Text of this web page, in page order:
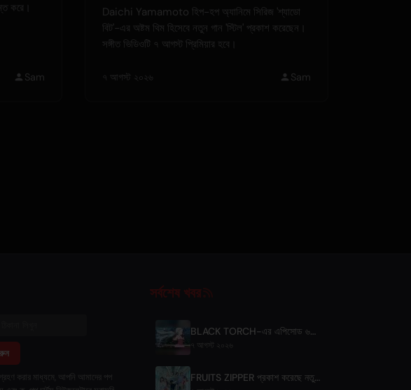
করে।
Sam
Daichi Yamamoto হিপ-হপ অ্যানিমে সিরিজ 'শ্যাডো
বিট'-এর অষ্টম থিম হিসেবে নতুন গান 'স্টিল' প্রকাশ করেছেন।
সঙ্গীত ভিডিওটি ৭ আগস্ট প্রিমিয়ার হবে।
৭ আগস্ট ২০২৬ Sam
করার মাধ্যমে, আপনি আমাদের পপ
সর্বশেষ খবর
BLACK TORCH-এর এপিসোড ৬-এর প্রিভিউ এবং স্ট্রিমিংয়ের বিবরণ
FRUITS ZIPPER প্রকাশ করেছে নতুন সহযোগিতা গান '1,2,3,FOOOOUR'